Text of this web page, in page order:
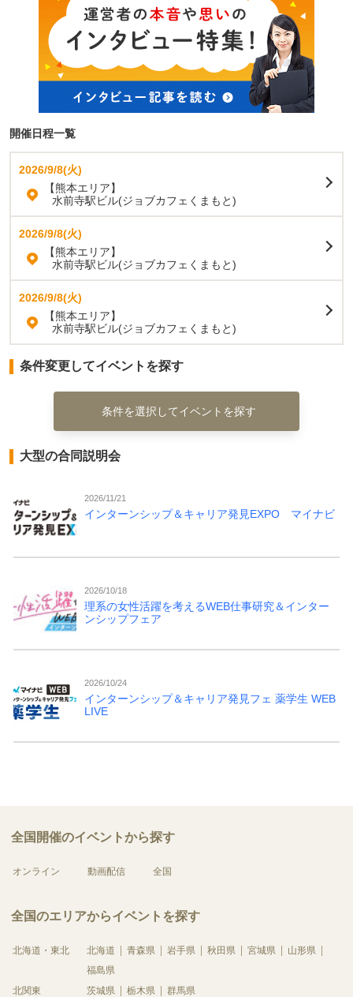
開催日程一覧
2026/9/8(火)
【熊本エリア】
水前寺駅ビル(ジョブカフェくまもと)
2026/9/8(火)
【熊本エリア】
水前寺駅ビル(ジョブカフェくまもと)
2026/9/8(火)
【熊本エリア】
水前寺駅ビル(ジョブカフェくまもと)
条件変更してイベントを探す
条件を選択してイベントを探す
大型の合同説明会
2026/11/21
インターンシップ＆キャリア発見EXPO マイナビ
2026/10/18
理系の女性活躍を考えるWEB仕事研究＆インター
ンシップフェア
2026/10/24
インターンシップ＆キャリア発見フェ 薬学生 WEB
LIVE
全国開催のイベントから探す
オンライン 動画配信 全国
全国のエリアからイベントを探す
北海道・東北 北海道 青森県 岩手県 秋田県 宮城県
山形県
福島県
北関東
茨城県 栃木県 群馬県